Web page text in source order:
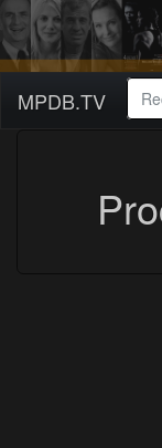
MPDB.TV